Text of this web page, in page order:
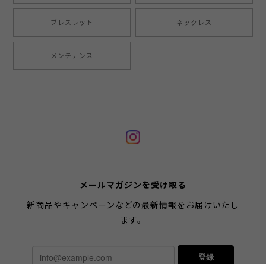
ブレスレット ネックレス
メンテナンス
メールマガジンを受け取る
新商品やキャンペーンなどの最新情報をお届けいたし
ます。
登録